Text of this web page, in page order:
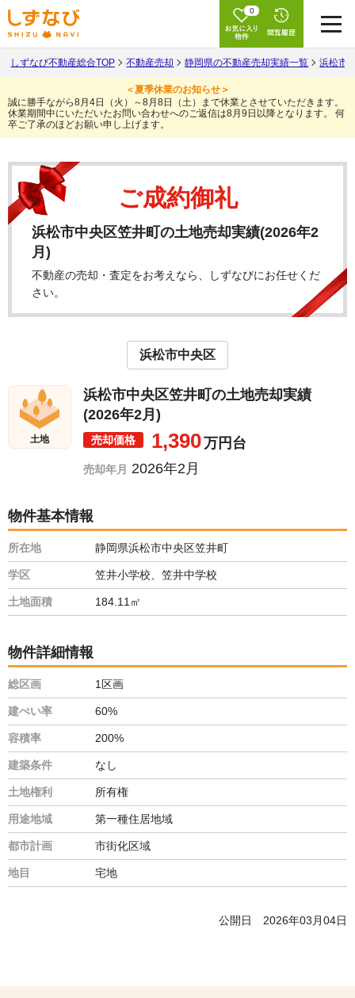
0
しずなび不動産総合TOP 不動産売却 静岡県の不動産売却実績一覧 浜松市
＜夏季休業のお知らせ＞
誠に勝手ながら8月4日（火）～8月8日（土）まで休業とさせていただきます。
休業期間中にいただいたお問い合わせへのご返信は8月9日以降となります。
何
卒ご了承のほどお願い申し上げます。
ご成約御礼
浜松市中央区笠井町の土地売却実績(2026年2
月)
不動産の売却・査定をお考えなら、しずなびにお任せくだ
さい。
浜松市中央区
土地
浜松市中央区笠井町の土地売却実績
(2026年2月)
売却価格 1,390万円台
売却年月 2026年2月
物件基本情報
所在地 静岡県浜松市中央区笠井町
学区 笠井小学校、笠井中学校
土地面積 184.11㎡
物件詳細情報
総区画 1区画
建ぺい率 60%
容積率 200%
建築条件 なし
土地権利 所有権
用途地域 第一種住居地域
都市計画 市街化区域
地目 宅地
公開日 2026年03月04日